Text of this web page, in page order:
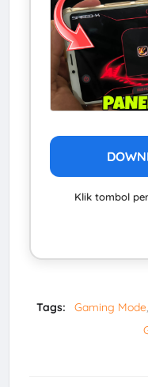
Klik tombol
Tags: Gaming Mode